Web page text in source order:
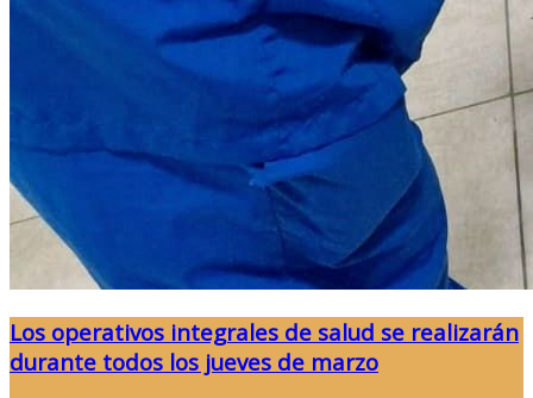
Los operativos integrales de salud se realizarán
durante todos los jueves de marzo